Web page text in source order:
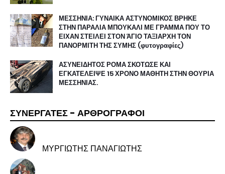
ΜΕΣΣΗΝΙΑ: ΓΥΝΑΙΚΑ ΑΣΤΥΝΟΜΙΚΟΣ ΒΡΗΚΕ
ΣΤΗΝ ΠΑΡΑΛΙΑ ΜΠΟΥΚΑΛΙ ΜΕ ΓΡΑΜΜΑ ΠΟΥ ΤΟ
ΕΙΧΑΝ ΣΤΕΙΛΕΙ ΣΤΟΝ ΆΓΙΟ ΤΑΞΙΑΡΧΗ ΤΟΝ
ΠΑΝΟΡΜΙΤΗ ΤΗΣ ΣΥΜΗΣ (φυτογραφίες)
ΑΣΥΝΕΙΔΗΤΟΣ ΡΟΜΑ ΣΚΟΤΩΣΕ ΚΑΙ
ΕΓΚΑΤΕΛΕΙΨΕ 15 ΧΡΟΝΟ ΜΑΘΗΤΗ ΣΤΗΝ ΘΟΥΡΙΑ
ΜΕΣΣΗΝΙΑΣ.
ΣΥΝΕΡΓΑΤΕΣ - ΑΡΘΡΟΓΡΑΦΟΙ
ΜΥΡΓΙΩΤΗΣ ΠΑΝΑΓΙΩΤΗΣ